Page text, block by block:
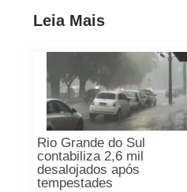
Leia Mais
Rio Grande do Sul
contabiliza 2,6 mil
desalojados após
tempestades